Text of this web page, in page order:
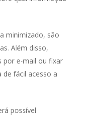
minimizado, são
Além disso,
por e-mail ou fixar
fácil acesso a
possível